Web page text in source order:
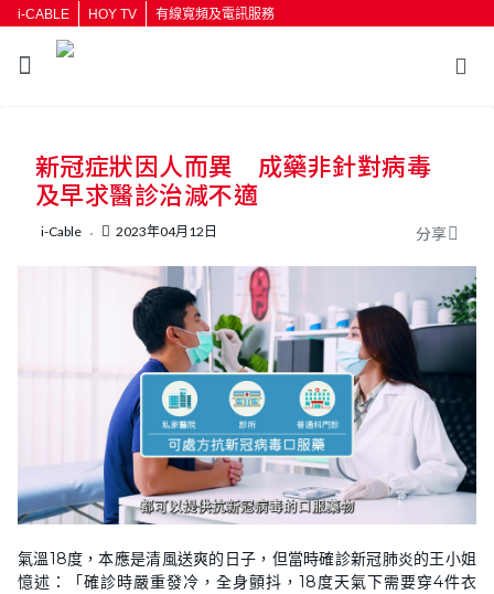
i-CABLE HOY TV 有線寬頻及電訊服務
按輸入鍵開始搜尋
新冠症狀因人而異 成藥非針對病毒
及早求醫診治減不適
i-Cable 2023年04月12日 分享
氣溫18度，本應是清風送爽的日子，但當時確診新冠肺炎的王小姐
憶述：「確診時嚴重發冷，全身顫抖，18度天氣下需要穿4件衣